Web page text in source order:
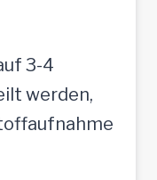
3-4
werden,